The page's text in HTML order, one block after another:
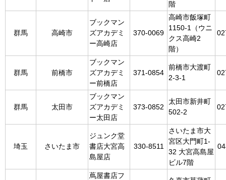
階
群馬 高崎市
ブックマン
ズアカデミ
ー高崎店
370-0069
高崎市飯塚町
1150-1（ウニ
クス高崎2
階）
群馬 前橋市
ブックマン
ズアカデミ
ー前橋店
371-0854
前橋市大渡町
2-3-1
群馬 太田市
ブックマン
ズアカデミ
ー太田店
373-0852
太田市新井町
502-2
埼玉 さいたま市
ジュンク堂
書店大宮高
島屋店
330-8511
さいたま市大
宮区大門町1-
32 大宮高島屋
ビル7階
蔦屋書店フ